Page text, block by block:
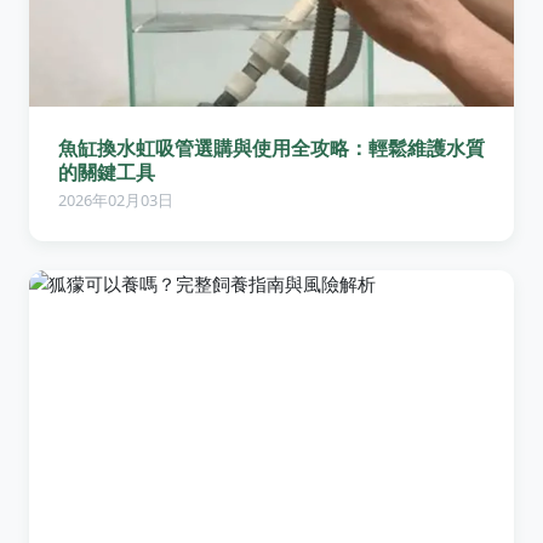
魚缸換水虹吸管選購與使用全攻略：輕鬆維護水質
的關鍵工具
2026年02月03日